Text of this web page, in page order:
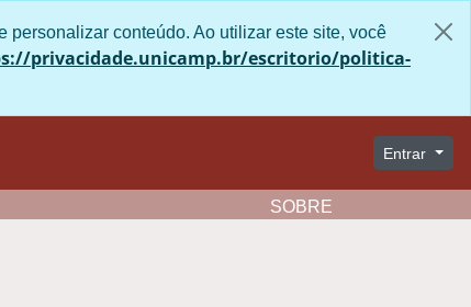
e personalizar conteúdo. Ao utilizar este site,
Unicamp no seguinte link:
AparênciaEntrar
SOBRE